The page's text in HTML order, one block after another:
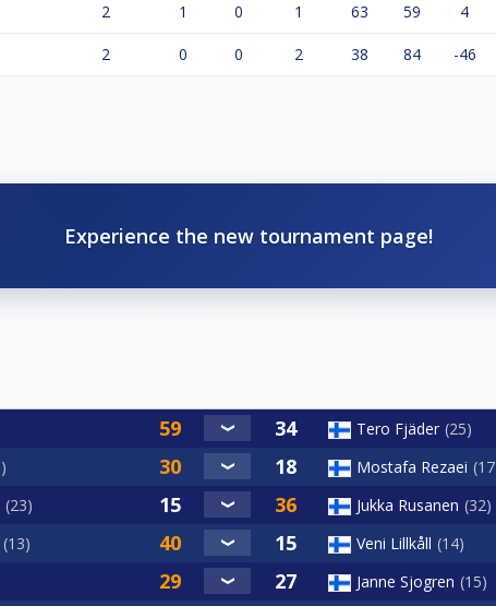
2 1 0 1 63 59 4
2 0 0 2 38 84 -46
Experience the new tournament page!
Tero Fjäder 25
Mostafa Rezaei 17
23 Jukka Rusanen 32
13 Veni Lillkåll 14
Janne Sjogren 15